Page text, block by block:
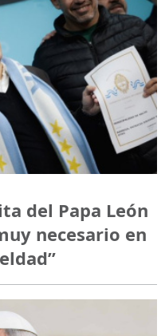
del Papa León
necesario en